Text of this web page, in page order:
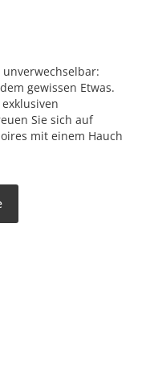
unverwechselbar:
gewissen Etwas.
Sie sich auf
mit einem Hauch